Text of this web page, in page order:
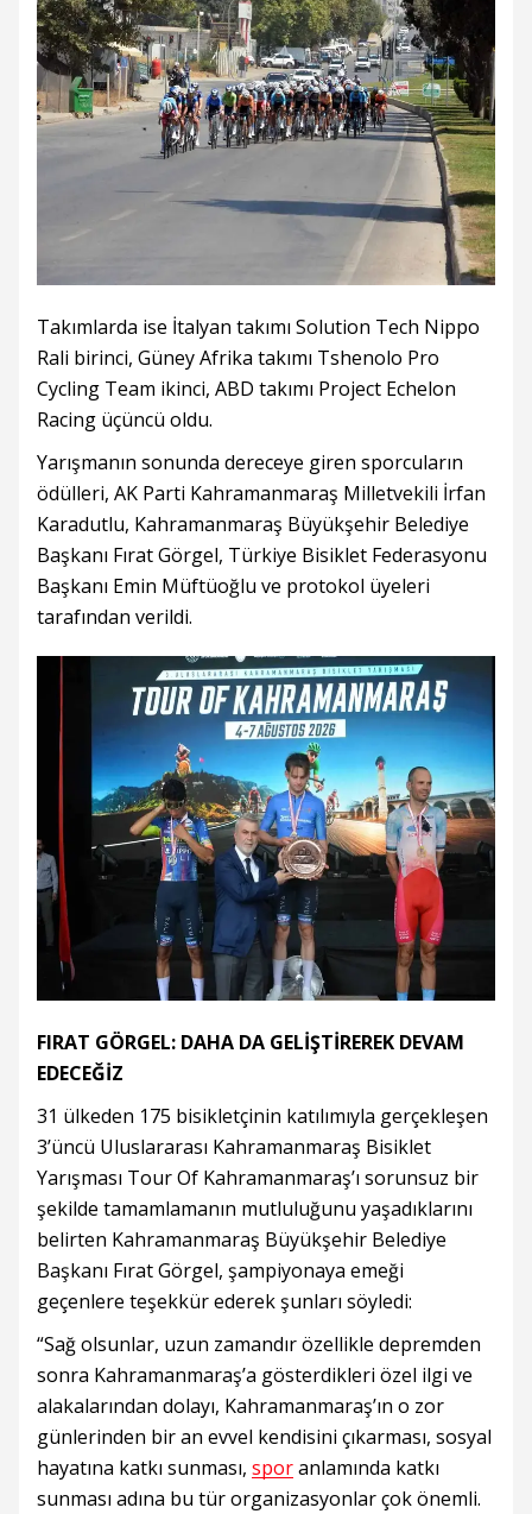
Takımlarda ise İtalyan takımı Solution Tech Nippo
Rali birinci, Güney Afrika takımı Tshenolo Pro
Cycling Team ikinci, ABD takımı Project Echelon
Racing üçüncü oldu.
Yarışmanın sonunda dereceye giren sporcuların
ödülleri, AK Parti Kahramanmaraş Milletvekili İrfan
Karadutlu, Kahramanmaraş Büyükşehir Belediye
Başkanı Fırat Görgel, Türkiye Bisiklet Federasyonu
Başkanı Emin Müftüoğlu ve protokol üyeleri
tarafından verildi.
FIRAT GÖRGEL: DAHA DA GELİŞTİREREK DEVAM
EDECEĞİZ
31 ülkeden 175 bisikletçinin katılımıyla gerçekleşen
3’üncü Uluslararası Kahramanmaraş Bisiklet
Yarışması Tour Of Kahramanmaraş’ı sorunsuz bir
şekilde tamamlamanın mutluluğunu yaşadıklarını
belirten Kahramanmaraş Büyükşehir Belediye
Başkanı Fırat Görgel, şampiyonaya emeği
geçenlere teşekkür ederek şunları söyledi:
“Sağ olsunlar, uzun zamandır özellikle depremden
sonra Kahramanmaraş’a gösterdikleri özel ilgi ve
alakalarından dolayı, Kahramanmaraş’ın o zor
günlerinden bir an evvel kendisini çıkarması, sosyal
hayatına katkı sunması, sporanlamında katkı
sunması adına bu tür organizasyonlar çok önemli.